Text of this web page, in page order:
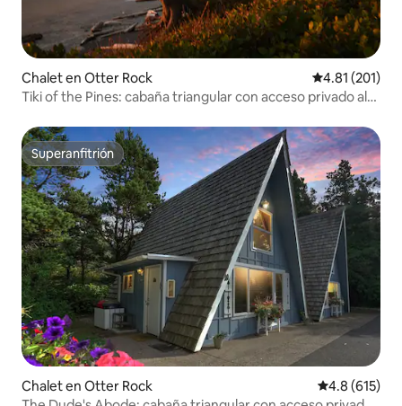
Chalet en Otter Rock Calificación
4.81 (201)
Tiki of the Pines: cabaña triangular con acceso privado al
Superanfitrión
Superanfitrión
Chalet en Otter Rock Calificación
4.8 (615)